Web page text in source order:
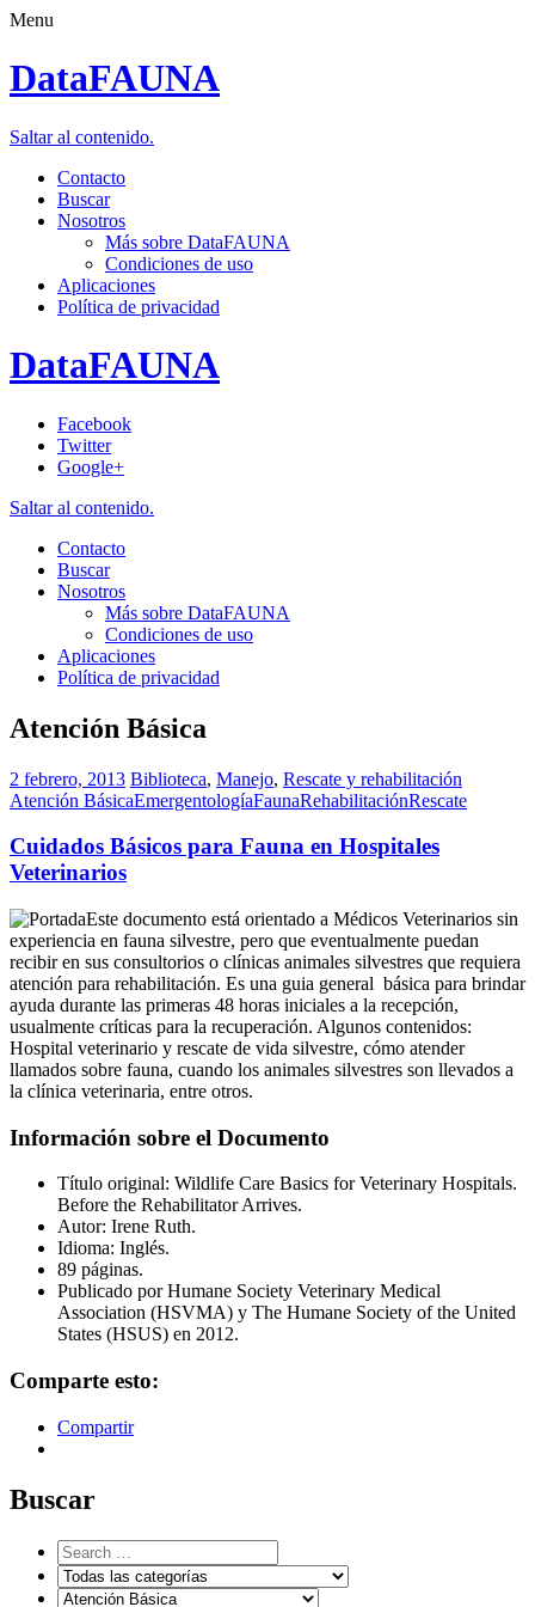
Menu
DataFAUNA
Saltar al contenido.
Contacto
Buscar
Nosotros
Más sobre DataFAUNA
Condiciones de uso
Aplicaciones
Política de privacidad
DataFAUNA
Facebook
Twitter
Google+
Saltar al contenido.
Contacto
Buscar
Nosotros
Más sobre DataFAUNA
Condiciones de uso
Aplicaciones
Política de privacidad
Atención Básica
2 febrero, 2013 Biblioteca, Manejo, Rescate y rehabilitación
Atención BásicaEmergentologíaFaunaRehabilitaciónRescate
Cuidados Básicos para Fauna en Hospitales
Veterinarios
Este documento está orientado a Médicos Veterinarios sin
experiencia en fauna silvestre, pero que eventualmente puedan
recibir en sus consultorios o clínicas animales silvestres que requiera
atención para rehabilitación. Es una guia general básica para brindar
ayuda durante las primeras 48 horas iniciales a la recepción,
usualmente críticas para la recuperación. Algunos contenidos:
Hospital veterinario y rescate de vida silvestre, cómo atender
llamados sobre fauna, cuando los animales silvestres son llevados a
la clínica veterinaria, entre otros.
Información sobre el Documento
Título original: Wildlife Care Basics for Veterinary Hospitals.
Before the Rehabilitator Arrives.
Autor: Irene Ruth.
Idioma: Inglés.
89 páginas.
Publicado por Humane Society Veterinary Medical
Association (HSVMA) y The Humane Society of the United
States (HSUS) en 2012.
Comparte esto:
Compartir
Buscar